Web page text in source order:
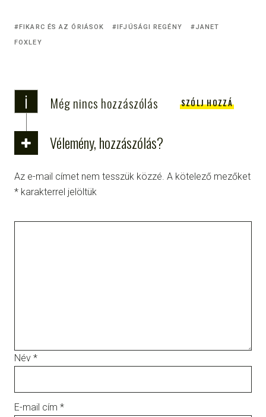
FIKARC ÉS AZ ÓRIÁSOK IFJÚSÁGI REGÉNY
JANET
FOXLEY
i Még nincs hozzászólás SZÓLJ HOZZÁ
Vélemény, hozzászólás?
Az e-mail címet nem tesszük közzé. A kötelező mezőket
* karakterrel jelöltük
Név *
E-mail cím *